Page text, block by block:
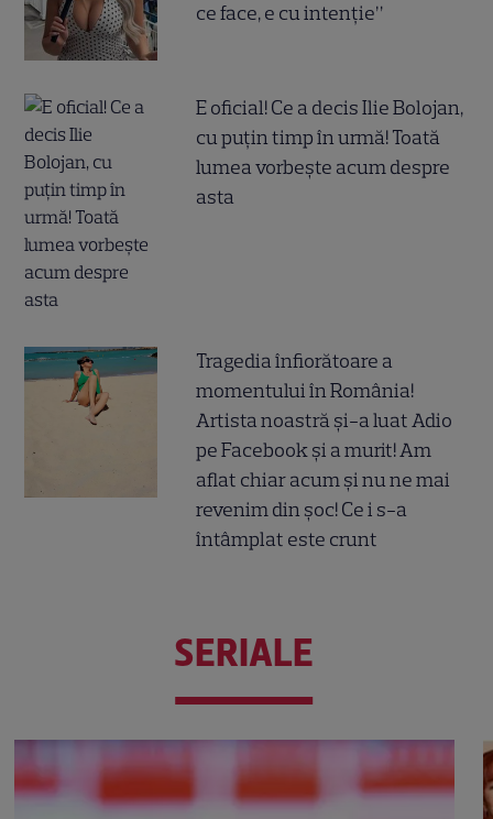
ce face, e cu intenție”
E oficial! Ce a decis Ilie Bolojan,
cu puțin timp în urmă! Toată
lumea vorbește acum despre
asta
Tragedia înfiorătoare a
momentului în România!
Artista noastră și-a luat Adio
pe Facebook și a murit! Am
aflat chiar acum și nu ne mai
revenim din șoc! Ce i s-a
întâmplat este crunt
SERIALE